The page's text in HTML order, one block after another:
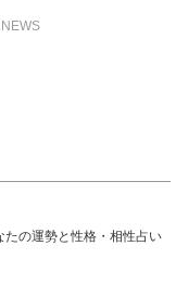
たの運勢と性格・相性占い